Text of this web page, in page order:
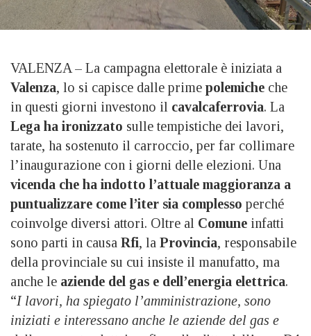
VALENZA – La campagna elettorale è iniziata a
Valenza, lo si capisce dalle prime polemiche che
in questi giorni investono il cavalcaferrovia. La
Lega ha ironizzato sulle tempistiche dei lavori,
tarate, ha sostenuto il carroccio, per far collimare
l’inaugurazione con i giorni delle elezioni. Una
vicenda che ha indotto l’attuale maggioranza a
puntualizzare come l’iter sia complesso perché
coinvolge diversi attori. Oltre al Comune infatti
sono parti in causa Rfi, la Provincia, responsabile
della provinciale su cui insiste il manufatto, ma
anche le aziende del gas e dell’energia elettrica.
“I lavori, ha spiegato l’amministrazione, sono
iniziati e interessano anche le aziende del gas e